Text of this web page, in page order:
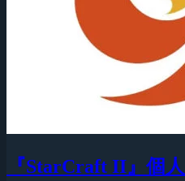
『StarCraft II』個